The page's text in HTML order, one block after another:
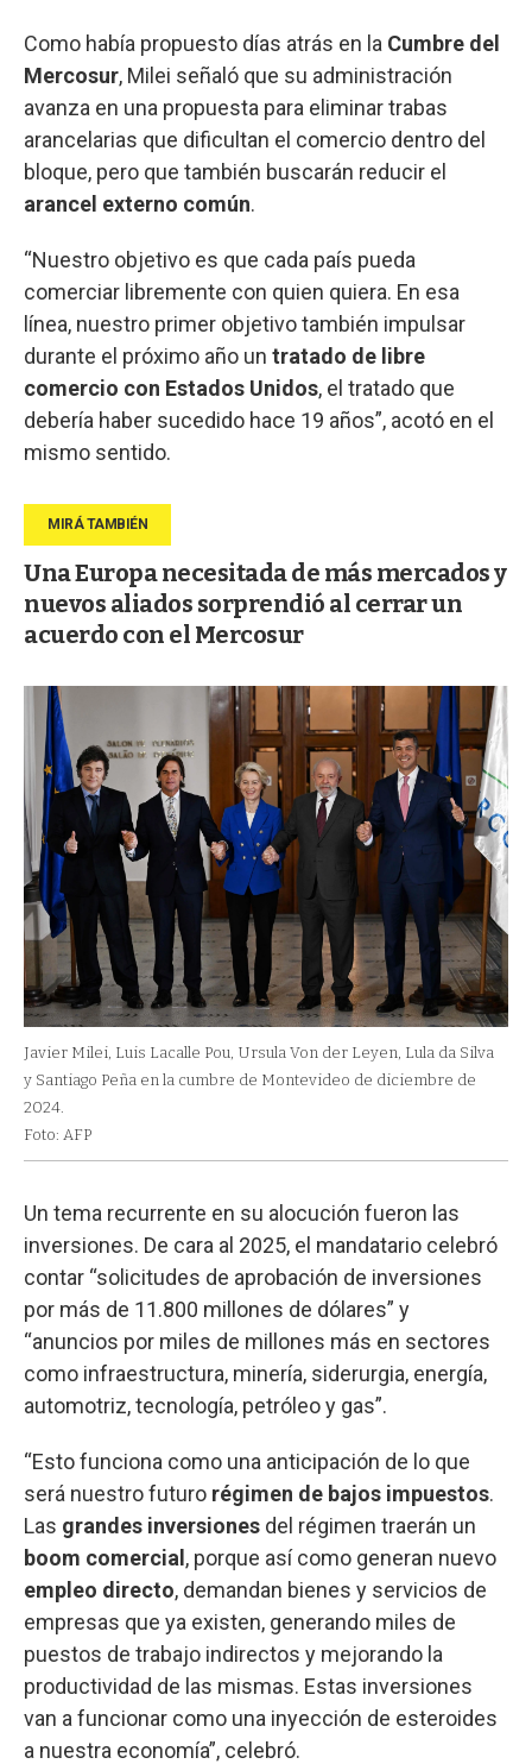
Como había propuesto días atrás en la Cumbre del
Mercosur, Milei señaló que su administración
avanza en una propuesta para eliminar trabas
arancelarias que dificultan el comercio dentro del
bloque, pero que también buscarán reducir el
arancel externo común.
“Nuestro objetivo es que cada país pueda
comerciar libremente con quien quiera. En esa
línea, nuestro primer objetivo también impulsar
durante el próximo año un tratado de libre
comercio con Estados Unidos, el tratado que
debería haber sucedido hace 19 años”, acotó en el
mismo sentido.
Una Europa necesitada de más mercados y
nuevos aliados sorprendió al cerrar un
acuerdo con el Mercosur
Javier Milei, Luis Lacalle Pou, Ursula Von der Leyen, Lula da Silva
y Santiago Peña en la cumbre de Montevideo de diciembre de
2024.
Foto: AFP
Un tema recurrente en su alocución fueron las
inversiones. De cara al 2025, el mandatario celebró
contar “solicitudes de aprobación de inversiones
por más de 11.800 millones de dólares” y
“anuncios por miles de millones más en sectores
como infraestructura, minería, siderurgia, energía,
automotriz, tecnología, petróleo y gas”.
“Esto funciona como una anticipación de lo que
será nuestro futuro régimen de bajos impuestos.
Las grandes inversiones del régimen traerán un
boom comercial , porque así como generan nuevo
empleo directo, demandan bienes y servicios de
empresas que ya existen, generando miles de
puestos de trabajo indirectos y mejorando la
productividad de las mismas. Estas inversiones
van a funcionar como una inyección de esteroides
a nuestra economía”, celebró.